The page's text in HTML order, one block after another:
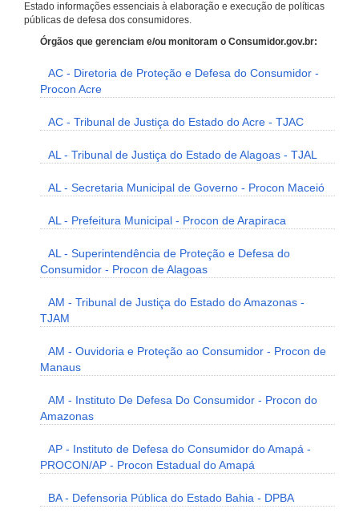
Estado informações essenciais à elaboração e execução de políticas
públicas de defesa dos consumidores.
Órgãos que gerenciam e/ou monitoram o Consumidor.gov.br:
AC - Diretoria de Proteção e Defesa do Consumidor -
Procon Acre
AC - Tribunal de Justiça do Estado do Acre - TJAC
AL - Tribunal de Justiça do Estado de Alagoas - TJAL
AL - Secretaria Municipal de Governo - Procon Maceió
AL - Prefeitura Municipal - Procon de Arapiraca
AL - Superintendência de Proteção e Defesa do
Consumidor - Procon de Alagoas
AM - Tribunal de Justiça do Estado do Amazonas -
TJAM
AM - Ouvidoria e Proteção ao Consumidor - Procon de
Manaus
AM - Instituto De Defesa Do Consumidor - Procon do
Amazonas
AP - Instituto de Defesa do Consumidor do Amapá -
PROCON/AP - Procon Estadual do Amapá
BA - Defensoria Pública do Estado Bahia - DPBA